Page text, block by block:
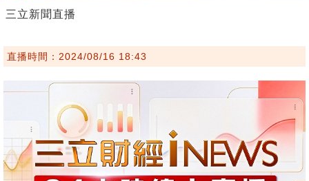
三立新聞直播
直播時間：2024/08/16 18:43